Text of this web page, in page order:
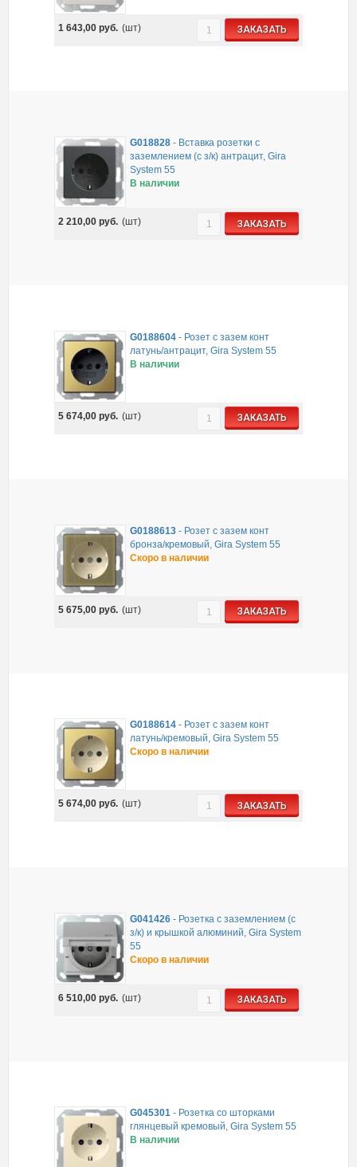
1 643,00 руб. (шт) ЗАКАЗАТЬ
G018828- Вставка розетки с
заземлением (с з/к) антрацит, Gira
System 55
В наличии
2 210,00 руб. (шт) ЗАКАЗАТЬ
G0188604- Розет с зазем конт
латунь/антрацит, Gira System 55
В наличии
5 674,00 руб. (шт) ЗАКАЗАТЬ
G0188613- Розет с зазем конт
бронза/кремовый, Gira System 55
Скоро в наличии
5 675,00 руб. (шт) ЗАКАЗАТЬ
G0188614- Розет с зазем конт
латунь/кремовый, Gira System 55
Скоро в наличии
5 674,00 руб. (шт) ЗАКАЗАТЬ
G041426- Розетка с заземлением (с
з/к) и крышкой алюминий, Gira System
55
Скоро в наличии
6 510,00 руб. (шт) ЗАКАЗАТЬ
G045301- Розетка со шторками
глянцевый кремовый, Gira System 55
В наличии